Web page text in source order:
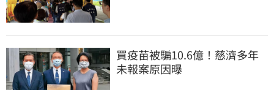
買疫苗被騙10.6億！慈濟多年
未報案原因曝